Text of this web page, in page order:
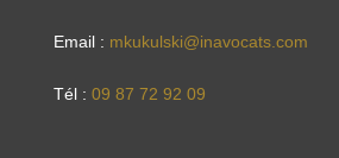
Email : mkukulski@inavocats.com
Tél : 09 87 72 92 09